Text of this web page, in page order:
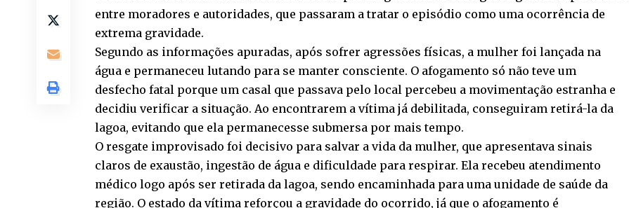
entre moradores e autoridades, que passaram a tratar o episódio como uma ocorrência de
extrema gravidade.
Segundo as informações apuradas, após sofrer agressões físicas, a mulher foi lançada na
água e permaneceu lutando para se manter consciente. O afogamento só não teve um
desfecho fatal porque um casal que passava pelo local percebeu a movimentação estranha e
decidiu verificar a situação. Ao encontrarem a vítima já debilitada, conseguiram retirá-la da
lagoa, evitando que ela permanecesse submersa por mais tempo.
O resgate improvisado foi decisivo para salvar a vida da mulher, que apresentava sinais
claros de exaustão, ingestão de água e dificuldade para respirar. Ela recebeu atendimento
médico logo após ser retirada da lagoa, sendo encaminhada para uma unidade de saúde da
região. O estado da vítima reforçou a gravidade do ocorrido, já que o afogamento é